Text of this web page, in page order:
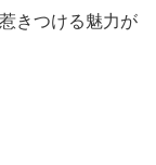
きつける魅力が